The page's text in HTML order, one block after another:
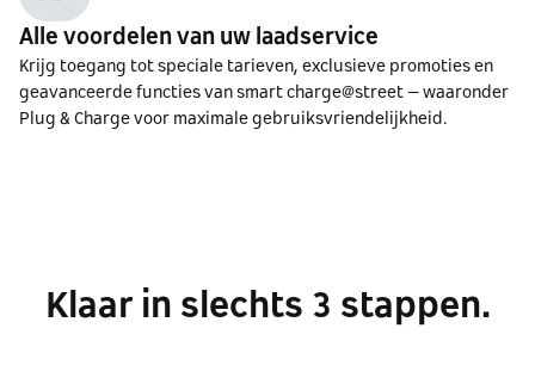
Alle voordelen van uw laadservice
Krijg toegang tot speciale tarieven, exclusieve promoties en
geavanceerde functies van smart charge@street – waaronder
Plug & Charge voor maximale gebruiksvriendelijkheid.
Klaar in slechts 3 stappen.